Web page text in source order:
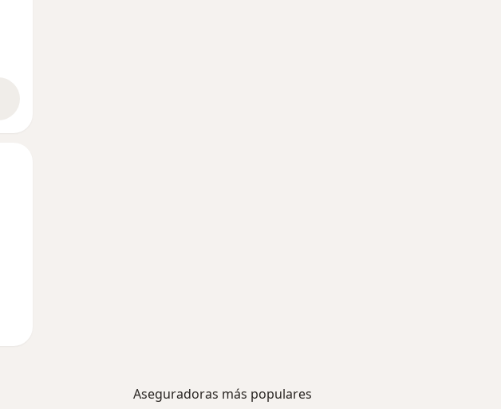
Aseguradoras más populares